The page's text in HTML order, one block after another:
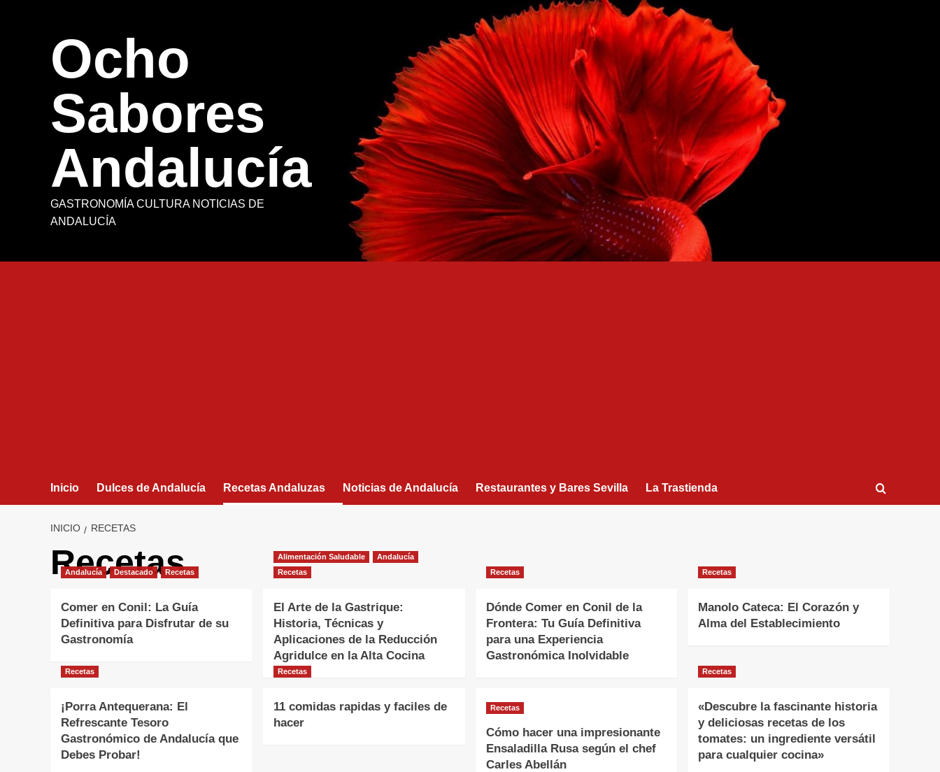
Ocho
Sabores
Andalucía
GASTRONOMÍA CULTURA NOTICIAS DE
ANDALUCÍA
Inicio Dulces de Andalucía Recetas Andaluzas Noticias de Andalucía Restaurantes y Bares Sevilla La Trastienda
INICIO RECETAS
Recetas
Andalucía Destacado Recetas
Comer en Conil: La Guía
Definitiva para Disfrutar de su
Gastronomía
Alimentación Saludable
Andalucía
Recetas
El Arte de la Gastrique:
Historia, Técnicas y
Aplicaciones de la Reducción
Agridulce en la Alta Cocina
Recetas
Dónde Comer en Conil de la
Frontera: Tu Guía Definitiva
para una Experiencia
Gastronómica Inolvidable
Recetas
Manolo Cateca: El Corazón y
Alma del Establecimiento
Recetas
¡Porra Antequerana: El
Refrescante Tesoro
Gastronómico de Andalucía que
Debes Probar!
Recetas
11 comidas rapidas y faciles de
hacer
Recetas
Cómo hacer una impresionante
Ensaladilla Rusa según el chef
Carles Abellán
Recetas
«Descubre la fascinante historia
y deliciosas recetas de los
tomates: un ingrediente versátil
para cualquier cocina»